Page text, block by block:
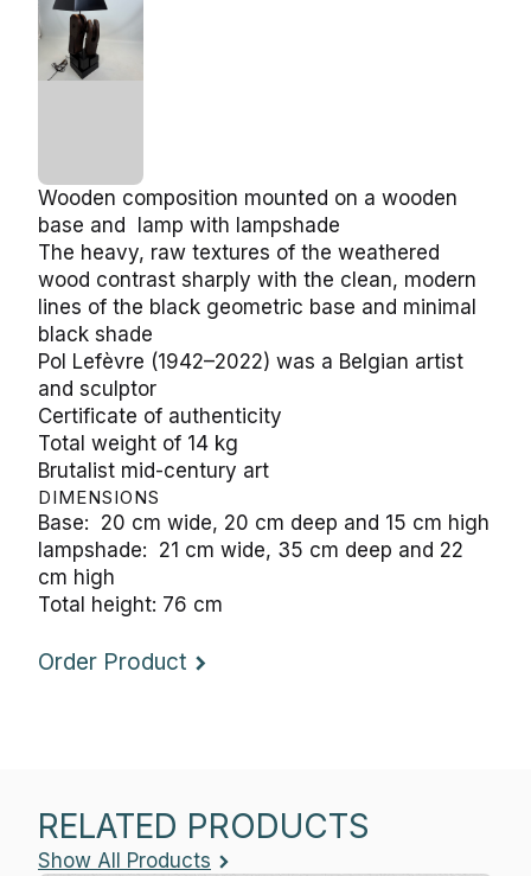
Wooden composition mounted on a wooden base
and lamp with lampshade
The heavy, raw textures of the weathered wood
contrast sharply with the clean, modern lines of the
black geometric base and minimal black shade
Pol Lefèvre (1942–2022) was a Belgian artist and
sculptor
Certificate of authenticity
Total weight of 14 kg
Brutalist mid-century art
DIMENSIONS
Base: 20 cm wide, 20 cm deep and 15 cm high
lampshade: 21 cm wide, 35 cm deep and 22 cm
high
Total height: 76 cm
Show All Products